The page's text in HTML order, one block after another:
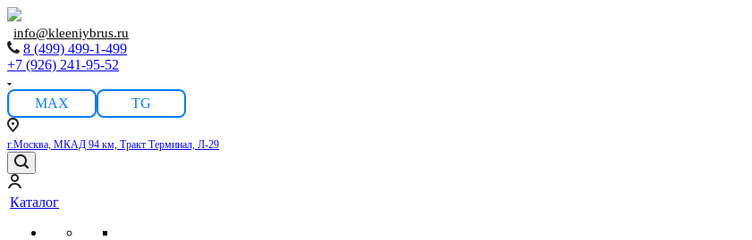
info@kleeniybrus.ru
8 (499) 499-1-499
+7 (926) 241-95-52
MAX TG
г.Москва, МКАД 94 км, Тракт Терминал, Л-29
Каталог